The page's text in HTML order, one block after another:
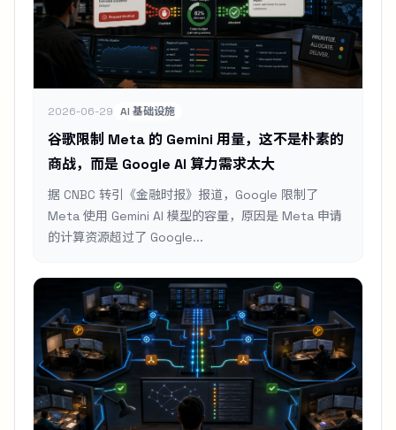
2026-06-29 AI 基础设施
谷歌限制 Meta 的 Gemini 用量，这不是朴素的
商战，而是 Google AI 算力需求太大
据 CNBC 转引《金融时报》报道，Google 限制了
Meta 使用 Gemini AI 模型的容量，原因是 Meta 申请
的计算资源超过了 Google...